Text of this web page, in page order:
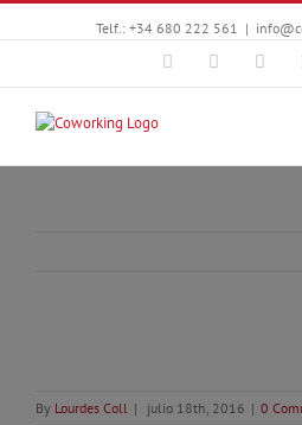
Telf.: +34 680 222 561 |
FacebookTwitter
By Lourdes Coll | julio 18th, 2016 | 0